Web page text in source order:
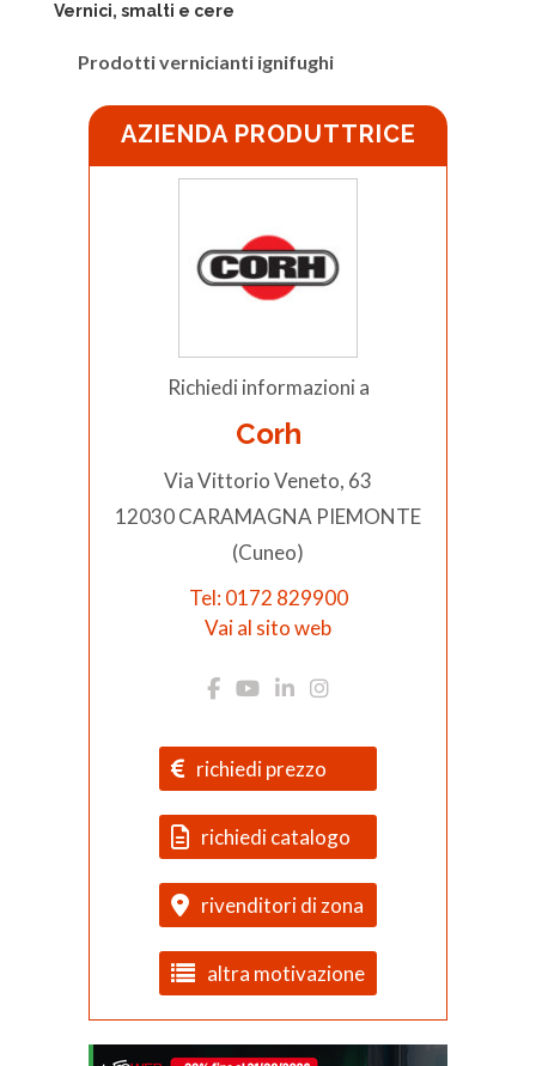
Vernici, smalti e cere
Prodotti vernicianti ignifughi
AZIENDA PRODUTTRICE
Richiedi informazioni a
Corh
Via Vittorio Veneto, 63
12030 CARAMAGNA PIEMONTE
(Cuneo)
Tel: 0172 829900
Vai al sito web
richiedi prezzo
richiedi catalogo
rivenditori di zona
altra motivazione